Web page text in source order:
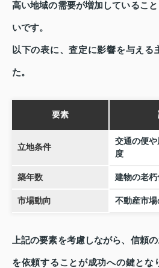
高い地域の需要が増加しているこ
いです。
以下の表に、査定に影響を与える
た。
要素
立地条件
交通の便
度
築年数 建物の老
市場動向 不動産市
上記の要素を考慮しながら、信頼
を依頼することが成功への鍵とな